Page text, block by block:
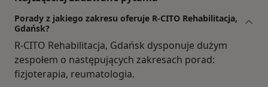
Porady z jakiego zakresu oferuje R-CITO Rehabilitacja,
Gdańsk?
R-CITO Rehabilitacja, Gdańsk dysponuje dużym
zespołem o następujących zakresach porad:
fizjoterapia, reumatologia.